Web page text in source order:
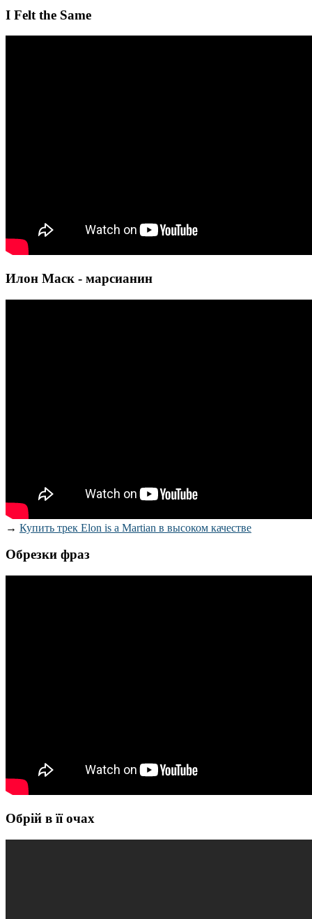
I Felt the Same
Илон Маск - марсианин
→ Купить трек Elon is a Martian в высоком качестве
Обрезки фраз
Обрій в її очах